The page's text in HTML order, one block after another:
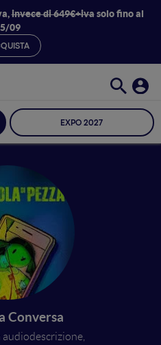
invece di 649€+ivasolo fino al
09
EXPO 2027
Conversa